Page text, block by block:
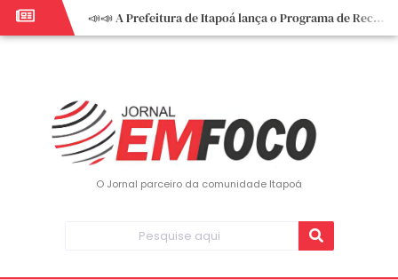
📣📣 A Prefeitura de Itapoá lança o Programa de Recuperação Fiscal (REFIS).
📢 Empreendedor do turismo, esta oportunidade é para você! Itapoá – SC.
O Jornal parceiro da comunidade Itapoá